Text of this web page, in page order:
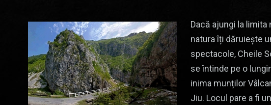
Dacă ajungi la
natura îți dăruiește
spectacole, Cheile
se întinde pe o
inima munților
Jiu. Locul pare a fi